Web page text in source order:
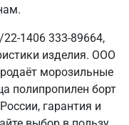
1406 333-89664,
изделия. ООО
морозильные
полипропилен борт
гарантия и